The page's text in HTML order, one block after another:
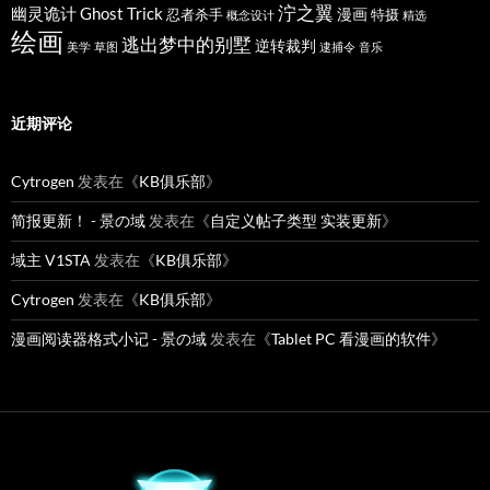
幽灵诡计 Ghost Trick 忍者杀手 概念设计 泞之翼漫画 特摄 精选
绘画 美学 草图 逃出梦中的别墅 逆转裁判 逮捕令 音乐
近期评论
Cytrogen 发表在《KB俱乐部》
简报更新！ - 景の域 发表在《自定义帖子类型 实装更新》
域主 V1STA 发表在《KB俱乐部》
Cytrogen 发表在《KB俱乐部》
漫画阅读器格式小记 - 景の域 发表在《Tablet PC 看漫画的软件》